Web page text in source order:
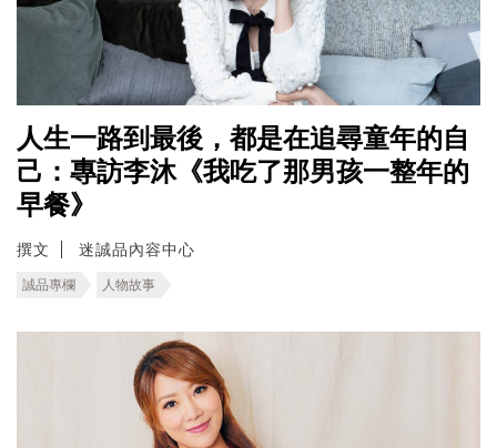
人生一路到最後，都是在追尋童年的自
己：專訪李沐《我吃了那男孩一整年的
早餐》
撰文 迷誠品內容中心
誠品專欄 人物故事